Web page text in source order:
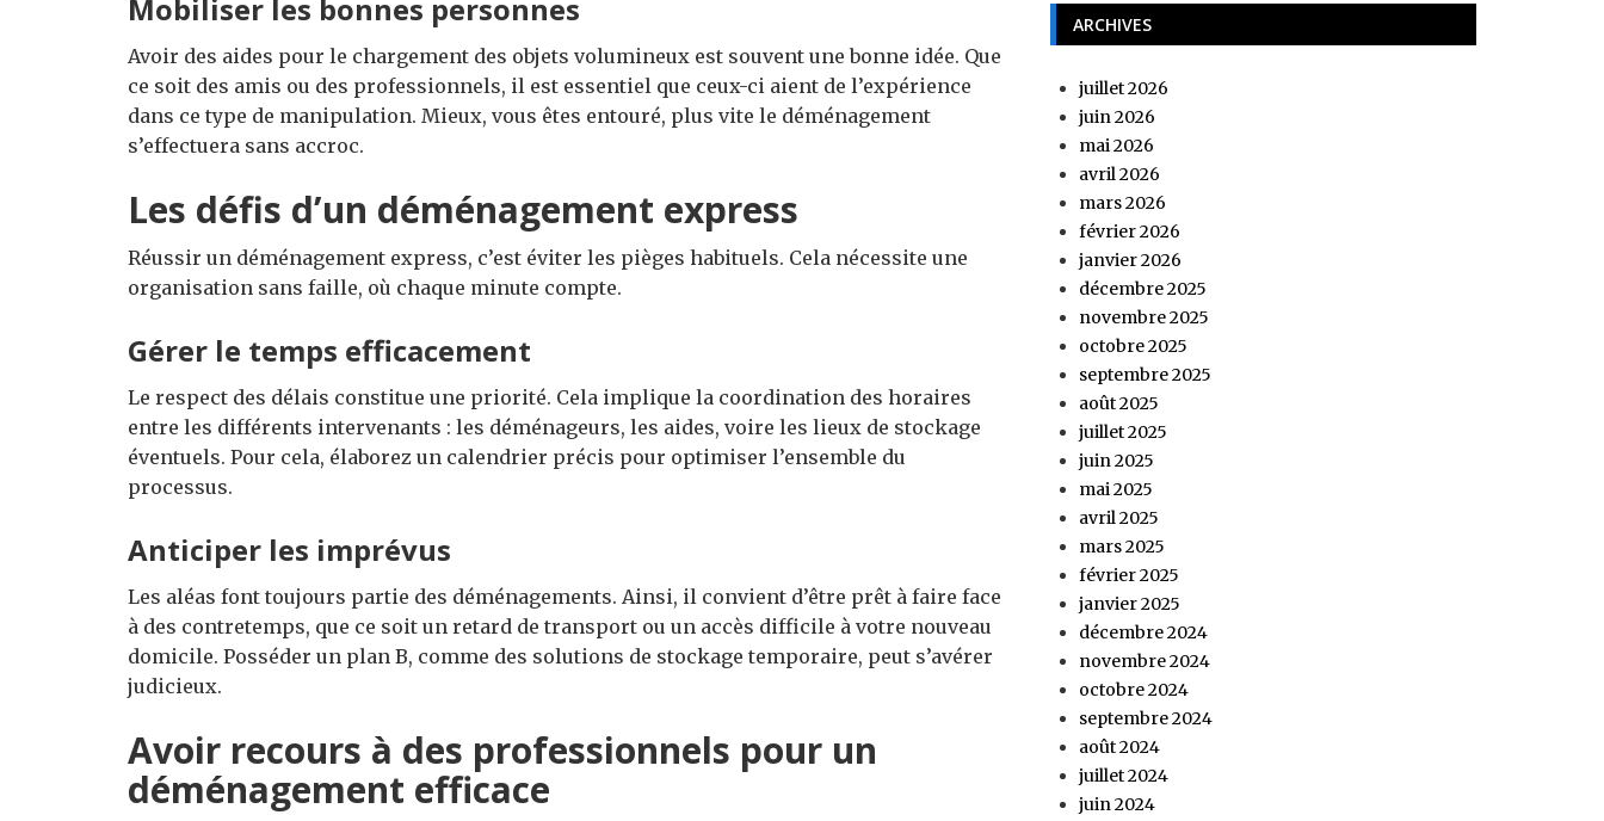
Mobiliser les bonnes personnes
Avoir des aides pour le chargement des objets volumineux est souvent une bonne idée. Que
ce soit des amis ou des professionnels, il est essentiel que ceux-ci aient de l’expérience
dans ce type de manipulation. Mieux, vous êtes entouré, plus vite le déménagement
s’effectuera sans accroc.
Les défis d’un déménagement express
Réussir un déménagement express, c’est éviter les pièges habituels. Cela nécessite une
organisation sans faille, où chaque minute compte.
Gérer le temps efficacement
Le respect des délais constitue une priorité. Cela implique la coordination des horaires
entre les différents intervenants : les déménageurs, les aides, voire les lieux de stockage
éventuels. Pour cela, élaborez un calendrier précis pour optimiser l’ensemble du
processus.
Anticiper les imprévus
Les aléas font toujours partie des déménagements. Ainsi, il convient d’être prêt à faire face
à des contretemps, que ce soit un retard de transport ou un accès difficile à votre nouveau
domicile. Posséder un plan B, comme des solutions de stockage temporaire, peut s’avérer
judicieux.
Avoir recours à des professionnels pour un
déménagement efficace
ARCHIVES
juillet 2026
juin 2026
mai 2026
avril 2026
mars 2026
février 2026
janvier 2026
décembre 2025
novembre 2025
octobre 2025
septembre 2025
août 2025
juillet 2025
juin 2025
mai 2025
avril 2025
mars 2025
février 2025
janvier 2025
décembre 2024
novembre 2024
octobre 2024
septembre 2024
août 2024
juillet 2024
juin 2024